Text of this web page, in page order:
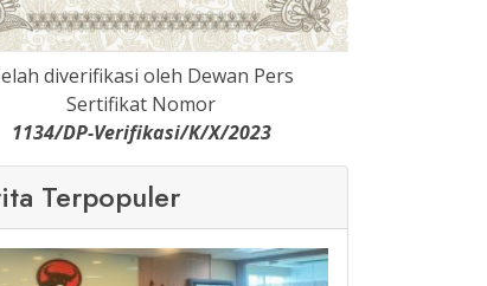
diverifikasi oleh Dewan Pers
Sertifikat Nomor
1134/DP-Verifikasi/K/X/2023
Terpopuler